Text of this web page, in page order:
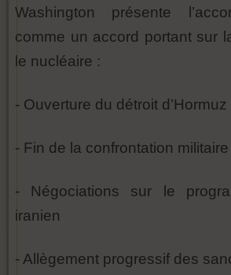
Washington présente
comme un accord portant sur
le nucléaire :
- Ouverture du détroit d’Hormuz
- Fin de la confrontation
- Négociations sur le
iranien
- Allègement progressif des